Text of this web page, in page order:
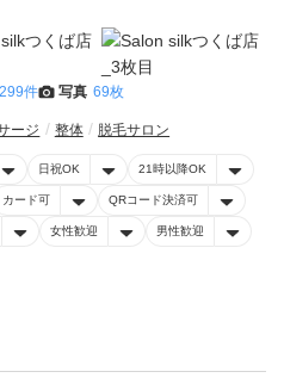
299件 写真 69枚
ージ 整体 脱毛サロン
日祝OK 21時以降OK
カード可 QRコード決済可
女性歓迎 男性歓迎